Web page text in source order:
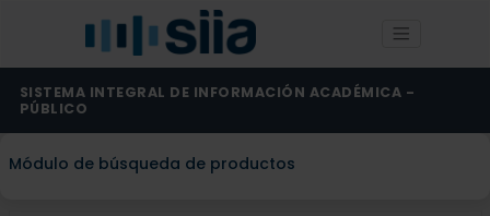
SISTEMA INTEGRAL DE INFORMACIÓN ACADÉMICA -
PÚBLICO
Módulo de búsqueda de productos